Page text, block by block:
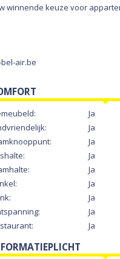
keuze voor
air.be
Ja
Ja
Ja
Ja
Ja
Ja
Ja
Ja
Ja